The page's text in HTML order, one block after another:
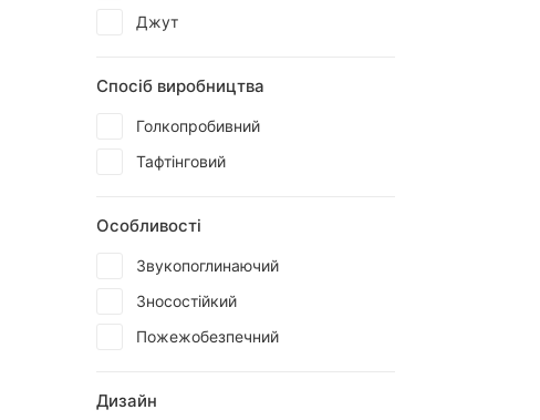
Джут
Спосіб виробництва
Голкопробивний
Тафтінговий
Особливості
Звукопоглинаючий
Зносостійкий
Пожежобезпечний
Дизайн